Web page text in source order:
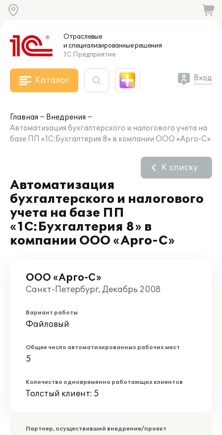
Отраслевые
и специализированныерешения
1С:Предприятие
Каталог Вход
Главная
Внедрения
Автоматизация бухгалтерского и налогового учета на
базе ПП «1C:Бухгалтерия 8» в компании ООО «Арго-С»
Автоматизация
бухгалтерского и налогового
учета на базе ПП
«1C:Бухгалтерия 8» в
компании ООО «Арго-С»
К списку
ООО «Арго-С»
Санкт-Петербург, Декабрь 2008
Вариант работы
Файловый
Общее число автоматизированных рабочих мест
5
Количество одновременно работающих клиентов
Толстый клиент: 5
Партнер, осуществивший внедрение/проект